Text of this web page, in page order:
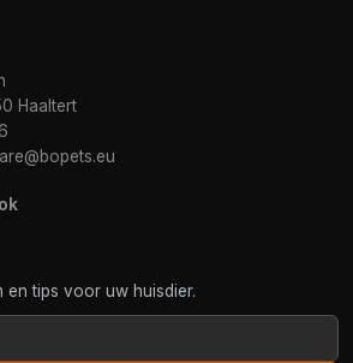
Haaltert
en tips voor uw huisdier.